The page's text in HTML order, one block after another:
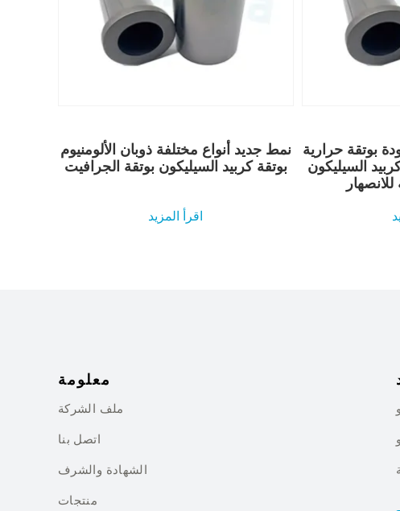
نمط جديد أنواع مختلفة ذوبان الألومنيوم
بوتقة كربيد السيليكون بوتقة الجرافيت
اقرأ المزيد
بوتقة حرارية
كربيد السيليكون
معلومة
ملف الشركة
اتصل بنا
الشهادة والشرف
منتجات